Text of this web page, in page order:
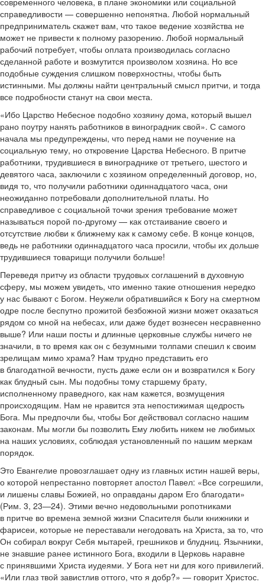
справедливости — совершенно непонятна. Любой нормальный
предприниматель скажет вам, что такое ведение хозяйства не
может не привести к полному разорению. Любой нормальный
рабочий потребует, чтобы оплата производилась согласно
сделанной работе и возмутится произволом хозяина. Но все
подобные суждения слишком поверхностны, чтобы быть
истинными. Мы должны найти центральный смысл притчи, и тогда
все подробности станут на свои места.
«Ибо Царство Небесное подобно хозяину дома, который вышел
рано поутру нанять работников в виноградник свой». С самого
начала мы предупреждены, что перед нами не поучение на
социальную тему, но откровение Царства Небесного. В притче
работники, трудившиеся в винограднике от третьего, шестого и
девятого часа, заключили с хозяином определенный договор, но,
видя то, что получили работники одиннадцатого часа, они
неожиданно потребовали дополнительной платы. Но
справедливое с социальной точки зрения требование может
называться порой по-другому — как отстаивание своего и
отсутствие любви к ближнему как к самому себе. В конце концов,
ведь не работники одиннадцатого часа просили, чтобы их дольше
трудившиеся товарищи получили больше!
Переведя притчу из области трудовых соглашений в духовную
сферу, мы можем увидеть, что именно такие отношения нередко
у нас бывают с Богом. Неужели обратившийся к Богу на смертном
одре после беспутно прожитой безбожной жизни может оказаться
рядом со мной на небесах, или даже будет вознесен несравненно
выше? Или наши посты и длинные церковные службы ничего не
значили, в то время как он с безумными толпами спешил к своим
зрелищам мимо храма? Нам трудно представить его
в благодатной вечности, пусть даже если он и возвратился к Богу
как блудный сын. Мы подобны тому старшему брату,
исполненному праведного, как нам кажется, возмущения
происходящим. Нам не нравится эта непостижимая щедрость
Бога. Мы предпочли бы, чтобы Бог действовал согласно нашим
законам. Мы могли бы позволить Ему любить никем не любимых
на наших условиях, соблюдая установленный по нашим меркам
порядок.
Это Евангелие провозглашает одну из главных истин нашей веры,
о которой непрестанно повторяет апостол Павел: «Все согрешили,
и лишены славы Божией, но оправданы даром Его благодати»
(Рим. 3, 23—24). Этими вечно недовольными ропотниками
в притче во времена земной жизни Спасителя были книжники и
фарисеи, которые не переставали негодовать на Христа, за то, что
Он собирал вокруг Себя мытарей, грешников и блудниц. Язычники,
не знавшие ранее истинного Бога, входили в Церковь наравне
с принявшими Христа иудеями. У Бога нет ни для кого привилегий.
«Или глаз твой завистлив оттого, что я добр?» — говорит Христос.